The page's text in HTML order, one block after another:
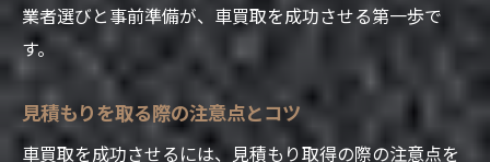
担当者との関係構築のコツ
業者選びで失敗しないための質問術
業者選びと事前準備が、車買取を成功させる第一歩で
す。
見積もりを取る際の注意点とコツ
車買取を成功させるには、見積もり取得の際の注意点を